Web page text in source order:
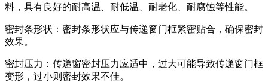
料，具有良好的耐高温、耐低温、耐老化、耐腐蚀等性能。
密封条形状：密封条形状应与传递窗门框紧密贴合，确保密封
效果。
密封压力：传递窗密封压力应适中，过大可能导致传递窗门框
变形，过小则密封效果不佳。